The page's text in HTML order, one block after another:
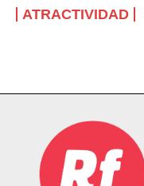
ATRACTIVIDAD